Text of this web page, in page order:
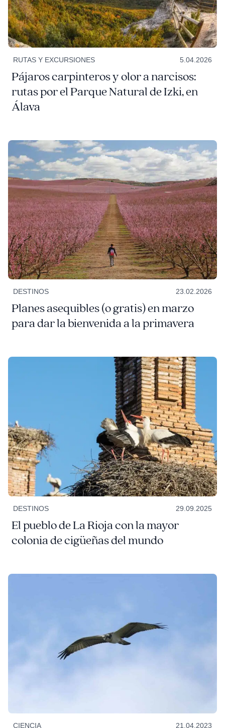
RUTAS Y EXCURSIONES 5.04.2026
Pájaros carpinteros y olor a narcisos:
rutas por el Parque Natural de Izki, en
Álava
DESTINOS 23.02.2026
Planes asequibles (o gratis) en marzo
para dar la bienvenida a la primavera
DESTINOS 29.09.2025
El pueblo de La Rioja con la mayor
colonia de cigüeñas del mundo
CIENCIA 21.04.2023